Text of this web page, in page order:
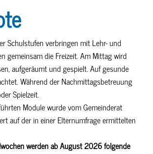
Schulstufen verbringen mit Lehr- und
gemeinsam die Freizeit. Am Mittag wird
aufgeräumt und gespielt. Auf gesunde
Während der Nachmittagsbetreuung
Spielzeit.
Module wurde vom Gemeinderat
auf der in einer Elternumfrage ermittelten
werden ab August 2026 folgende